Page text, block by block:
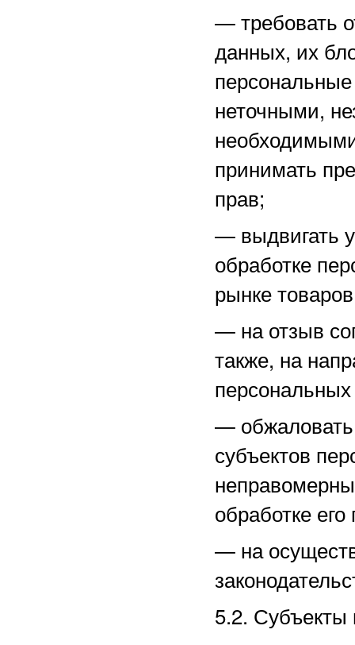
—требовать
данных, их
неточными,
принимать
прав;
— выдвигать
обработке
рынке
— на отзыв
также, на
—
субъектов
обработке
— на
5.2.